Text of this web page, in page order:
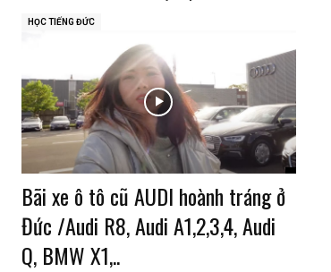
HỌC TIẾNG ĐỨC
Bãi xe ô tô cũ AUDI hoành tráng ở
Đức /Audi R8, Audi A1,2,3,4, Audi
Q, BMW X1,..